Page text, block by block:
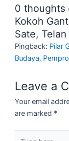
0 thoughts
Kokoh
Sate,
Pingback: Pilar
Budaya,
Leave a
Your email
are marked *